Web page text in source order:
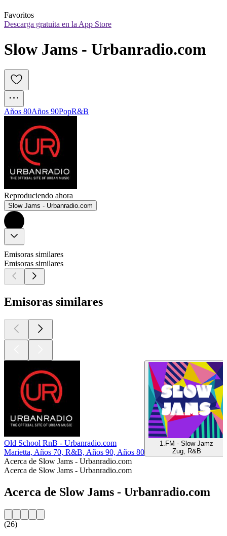
Favoritos
Descarga gratuita en la App Store
Slow Jams - Urbanradio.com
Años 80Años 90PopR&B
Reproduciendo ahora
Slow Jams - Urbanradio.com
Emisoras similares
Emisoras similares
Emisoras similares
Old School RnB - Urbanradio.com
Marietta, Años 70, R&B, Años 90, Años 80
1.FM - Slow Jamz
Zug, R&B
Acerca de Slow Jams - Urbanradio.com
Acerca de Slow Jams - Urbanradio.com
Acerca de Slow Jams - Urbanradio.com
(26)